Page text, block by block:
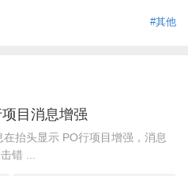
#其他
目消息增强
抬头显示 PO行项目增强，消息
错 ...